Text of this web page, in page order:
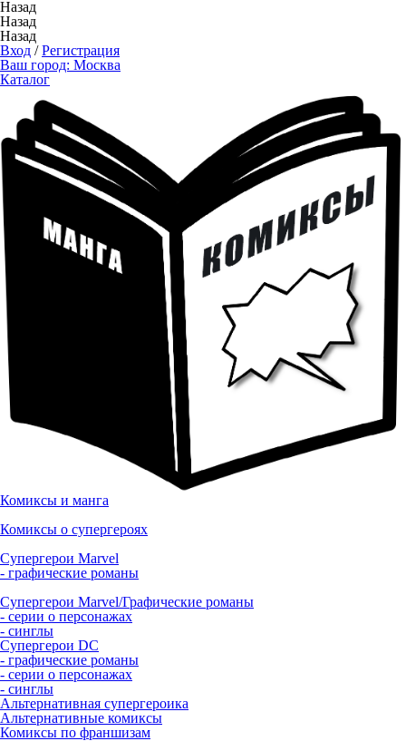
Назад
Назад
Назад
Вход /Регистрация
Ваш город: Москва
Каталог
Комиксы и манга
Комиксы о супергероях
Супергерои Marvel
- графические романы
Супергерои Marvel/Графические романы
- серии о персонажах
- синглы
Супергерои DC
- графические романы
- серии о персонажах
- синглы
Альтернативная супергероика
Альтернативные комиксы
Комиксы по франшизам